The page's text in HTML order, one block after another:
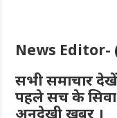
News
सभी समाचार
पहले सच के सिवा
अनदेखी खबर ।